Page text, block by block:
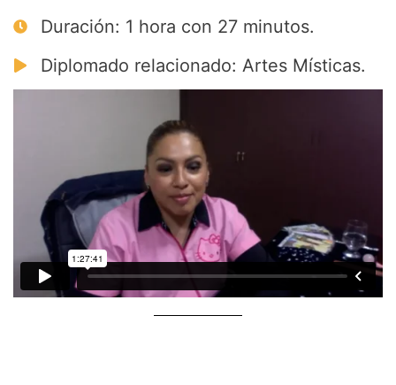
Duración: 1 hora con 27 minutos.
Diplomado relacionado: Artes Místicas.